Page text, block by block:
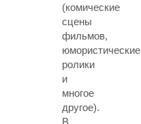
(комические
сцены
фильмов,
юмористические
ролики
и
многое
другое).
В